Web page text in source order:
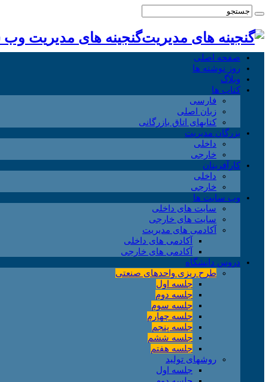
گنجینه های مدیریت
صفحه اصلی
روز نوشته ها
وبلاگ
کتاب ها
فارسی
زبان اصلی
کتابهای اتاق بازرگانی
بزرگان مدیریت
داخلی
خارجی
کارآفرینان
داخلی
خارجی
وب سایت ها
سایت های داخلی
سایت های خارجی
آکادمی های مدیریت
آکادمی های داخلی
آکادمی های خارجی
دروس دانشگاه
طرح ریزی واحدهای صنعتی
جلسه اول
جلسه دوم
جلسه سوم
جلسه چهارم
جلسه پنجم
جلسه ششم
جلسه هفتم
روشهای تولید
جلسه اول